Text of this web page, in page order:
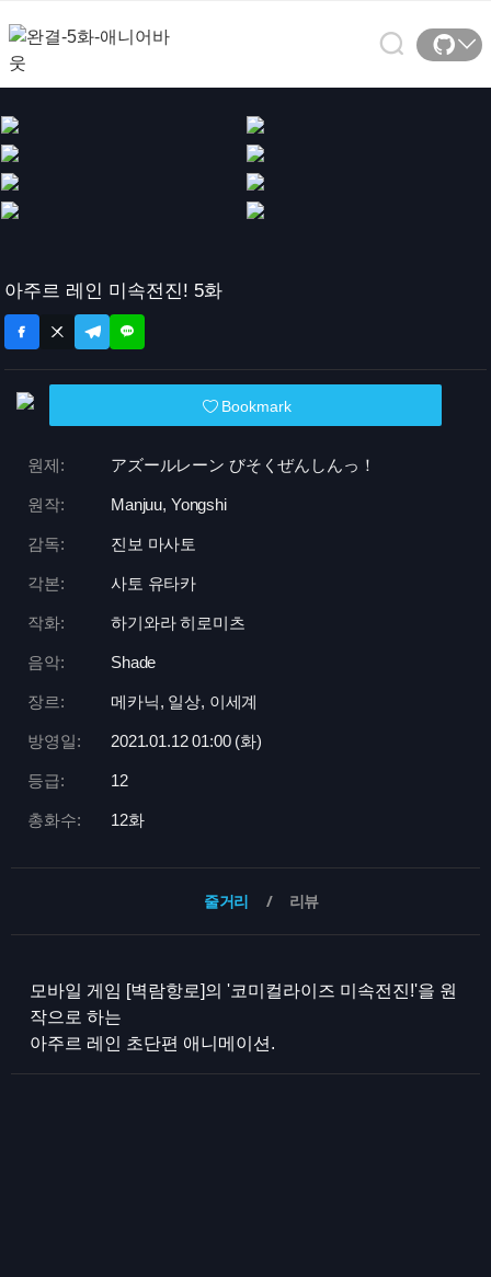
아주르 레인 미속전진! 5화
Bookmark
원제: アズールレーン びそくぜんしんっ！
원작: Manjuu, Yongshi
감독: 진보 마사토
각본: 사토 유타카
작화: 하기와라 히로미츠
음악: Shade
장르: 메카닉, 일상, 이세계
방영일: 2021.01.12 01:00 (화)
등급: 12
총화수: 12화
줄거리 리뷰
모바일 게임 [벽람항로]의 '코미컬라이즈 미속전진!'을 원
작으로 하는
아주르 레인 초단편 애니메이션.